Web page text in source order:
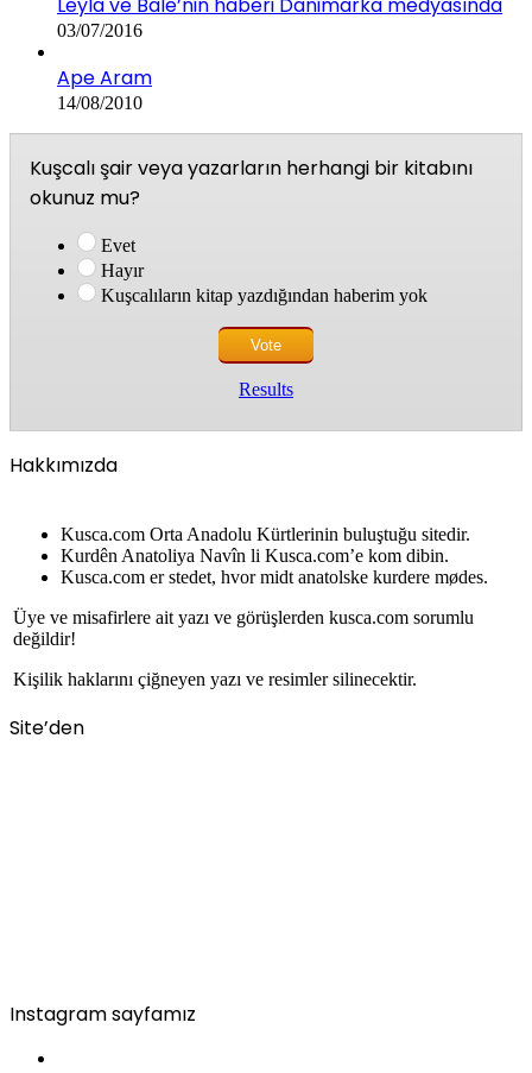
Leyla ve Bale’nin haberi Danimarka medyasında
03/07/2016
Ape Aram
14/08/2010
Kuşcalı şair veya yazarların herhangi bir kitabını
okunuz mu?
Evet
Hayır
Kuşcalıların kitap yazdığından haberim yok
Results
Hakkımızda
Kusca.com Orta Anadolu Kürtlerinin buluştuğu sitedir.
Kurdên Anatoliya Navîn li Kusca.com’e kom dibin.
Kusca.com er stedet, hvor midt anatolske kurdere mødes.
Üye ve misafirlere ait yazı ve görüşlerden kusca.com sorumlu
değildir!
Kişilik haklarını çiğneyen yazı ve resimler silinecektir.
Site’den
Instagram sayfamız